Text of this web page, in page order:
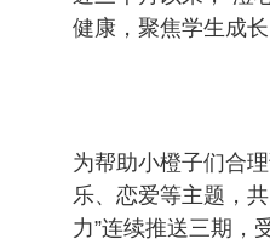
健康，聚焦学生成
为帮助小橙子们合
乐、恋爱等主题，
力”连续推送三期，